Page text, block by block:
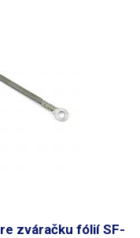
zváračku fólií SF-